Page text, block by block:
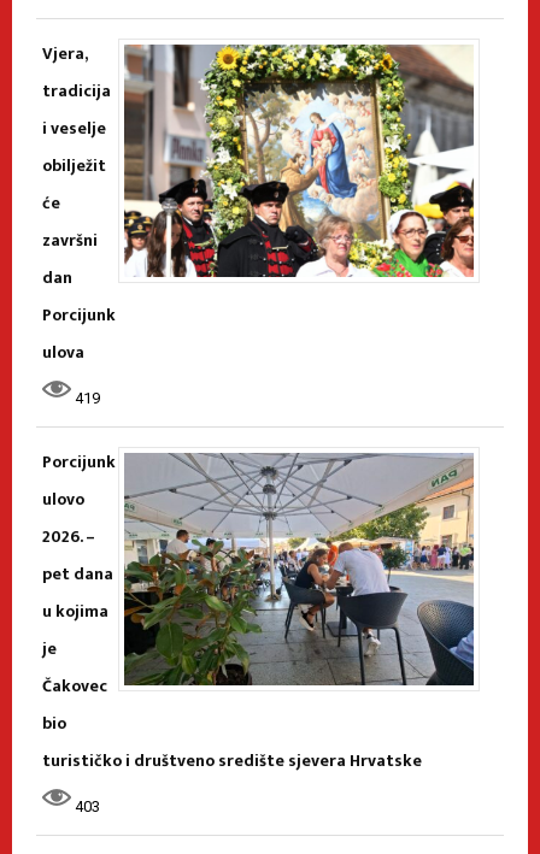
Vjera,
tradicija
i veselje
obilježit
će
završni
dan
Porcijunk
ulova
419
Porcijunk
ulovo
2026. –
pet dana
u kojima
je
Čakovec
bio
turističko i društveno središte sjevera Hrvatske
403